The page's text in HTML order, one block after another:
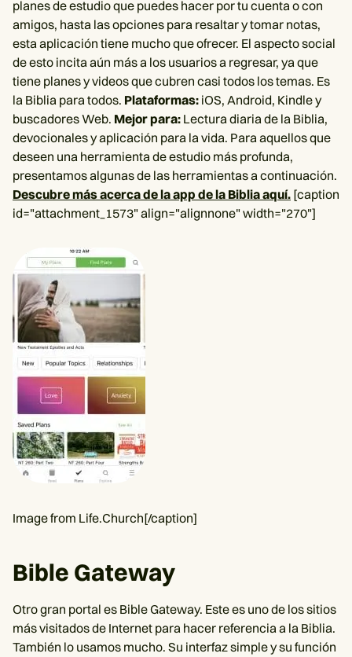
planes de estudio que puedes hacer por tu cuenta o con
amigos, hasta las opciones para resaltar y tomar notas,
esta aplicación tiene mucho que ofrecer. El aspecto social
de esto incita aún más a los usuarios a regresar, ya que
tiene planes y videos que cubren casi todos los temas. Es
la Biblia para todos. Plataformas: iOS, Android, Kindle y
buscadores Web. Mejor para: Lectura diaria de la Biblia,
devocionales y aplicación para la vida. Para aquellos que
deseen una herramienta de estudio más profunda,
presentamos algunas de las herramientas a continuación.
Descubre más acerca de la app de la Biblia aquí. [caption
id="attachment_1573" align="alignnone" width="270"]
Image from Life.Church[/caption]
Bible Gateway
Otro gran portal es Bible Gateway. Este es uno de los sitios
más visitados de Internet para hacer referencia a la Biblia.
También lo usamos mucho. Su interfaz simple y su función